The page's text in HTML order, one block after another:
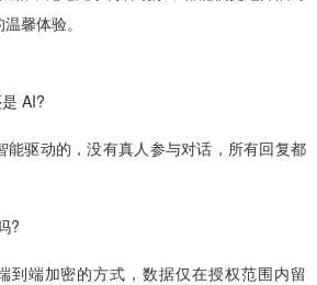
馨体验。
AI?
能驱动的，没有真人参与对话，所有回复都
?
到端加密的方式，数据仅在授权范围内留